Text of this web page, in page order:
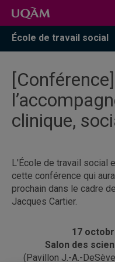
Accéder
recherche
Accéder
menu
pricipal
Accéder
zone
École de travail social
clinique,
L'École de travail social
cette conférence qui
prochain dans le cadre
Jacques Cartier.
17
Salon des
(Pavillon J.-A.-